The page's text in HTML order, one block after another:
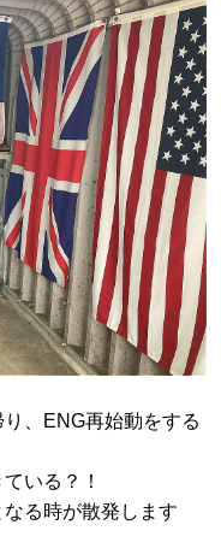
、ENG再始動をする
いる？！
る時が散発します